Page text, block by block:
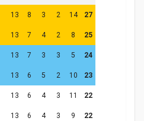
13 8 3 2 14 27
13 7 4 2 8 25
13 7 3 3 5 24
13 6 5 2 10 23
13 6 4 3 11 22
13 6 4 3 9 22